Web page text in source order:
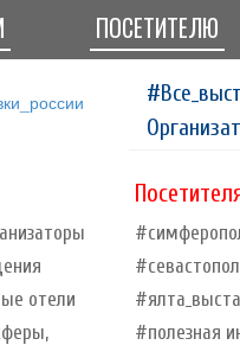
ПОСЕТИТЕЛЮ
отели
#полезная